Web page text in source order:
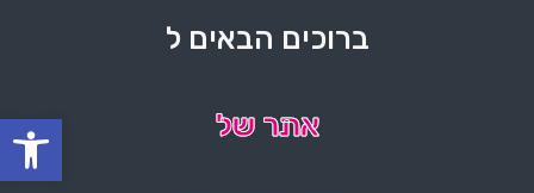
פתח
ברוכים הבאים ל
אתר של
אתר של